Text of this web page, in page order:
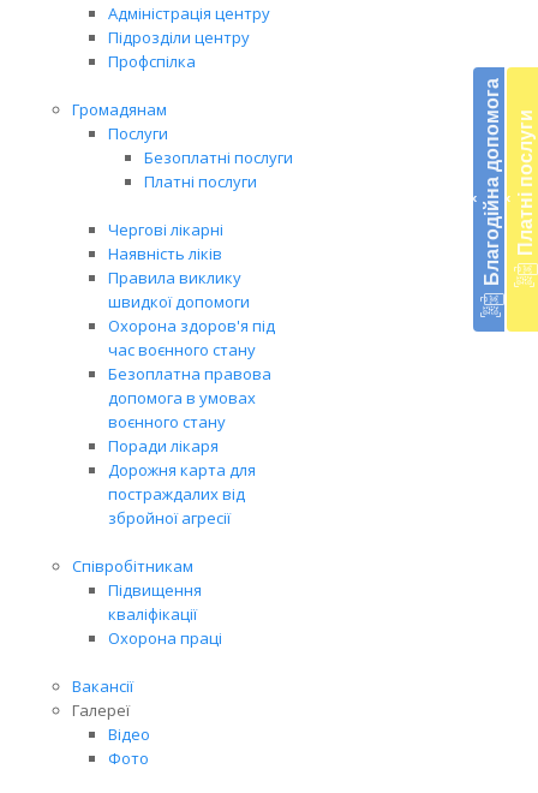
Адміністрація центру
Підрозділи центру
Профспілка
Громадянам
Послуги
Безоплатні послуги
Платні послуги
Чергові лікарні
Наявність ліків
Правила виклику
швидкої допомоги
Охорона здоров'я під
час воєнного стану
Безоплатна правова
допомога в умовах
воєнного стану
Поради лікаря
Дорожня карта для
постраждалих від
збройної агресії
Співробітникам
Підвищення
кваліфікації
Охорона праці
Вакансії
Галереї
Відео
Фото
‹ Благодійна допомога ‹ Платні послуги